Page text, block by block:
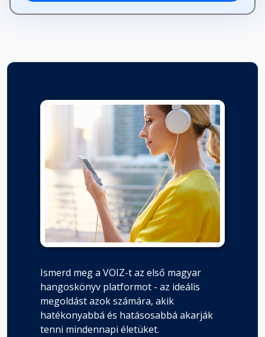
Ismerd meg a VOIZ-t az első magyar
hangoskönyv platformot - az ideális
megoldást azok számára, akik
hatékonyabbá és hatásosabbá akarják
tenni mindennapi életüket.